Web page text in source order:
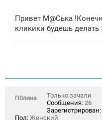
Привет М@Ська
кликики будешь
П0лина
Только зачали
Сообщения: 26
Зарегистрирован:
Пол: Женский